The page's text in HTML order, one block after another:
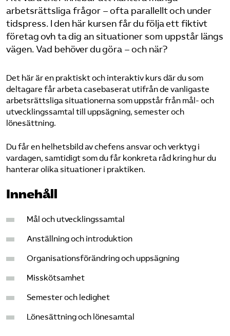
Logga in på Arbetsgivarguiden
Sök på utbildningsforetagen.se
arbetsrättsliga frågor – ofta parallellt och under
tidspress. I den här kursen får du följa ett fiktivt
företag ovh ta dig an situationer som uppstår längs
vägen. Vad behöver du göra – och när?
Det här är en praktiskt och interaktiv kurs där du som
deltagare får arbeta casebaserat utifrån de vanligaste
arbetsrättsliga situationerna som uppstår från mål- och
utvecklingssamtal till uppsägning, semester och
lönesättning.
Du får en helhetsbild av chefens ansvar och verktyg i
vardagen, samtidigt som du får konkreta råd kring hur du
hanterar olika situationer i praktiken.
Innehåll
Mål och utvecklingssamtal
Anställning och introduktion
Organisationsförändring och uppsägning
Misskötsamhet
Semester och ledighet
Lönesättning och lönesamtal